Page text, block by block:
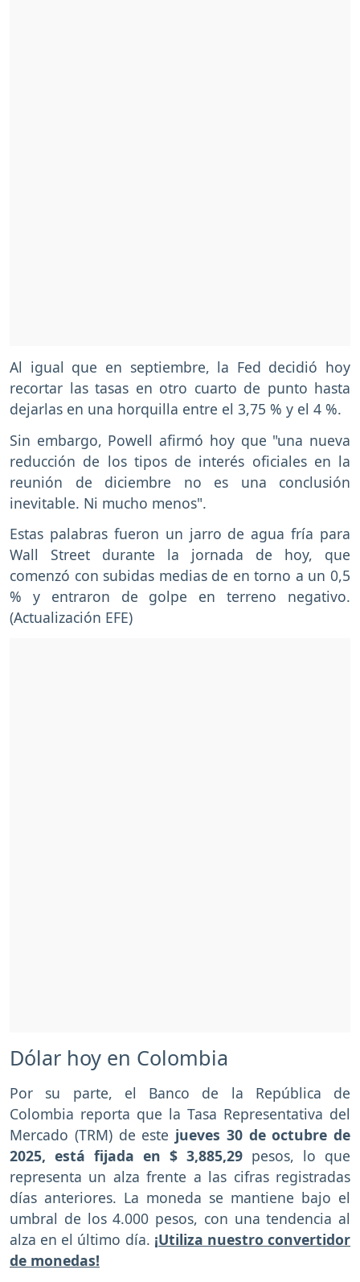
Al igual que en septiembre, la Fed decidió hoy
recortar las tasas en otro cuarto de punto hasta
dejarlas en una horquilla entre el 3,75 % y el 4 %.
Sin embargo, Powell afirmó hoy que "una nueva
reducción de los tipos de interés oficiales en la
reunión de diciembre no es una conclusión
inevitable. Ni mucho menos".
Estas palabras fueron un jarro de agua fría para
Wall Street durante la jornada de hoy, que
comenzó con subidas medias de en torno a un 0,5
% y entraron de golpe en terreno negativo.
(Actualización EFE)
Dólar hoy en Colombia
Por su parte, el Banco de la República de
Colombia reporta que la Tasa Representativa del
Mercado (TRM) de este jueves 30 de octubre de
2025, está fijada en $ 3,885,29 pesos, lo que
representa un alza frente a las cifras registradas
días anteriores. La moneda se mantiene bajo el
umbral de los 4.000 pesos, con una tendencia al
alza en el último día. ¡Utiliza nuestro convertidor
de monedas!